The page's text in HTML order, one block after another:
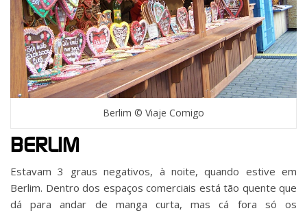
Berlim © Viaje Comigo
BERLIM
Estavam 3 graus negativos, à noite, quando estive em
Berlim. Dentro dos espaços comerciais está tão quente que
dá para andar de manga curta, mas cá fora só os